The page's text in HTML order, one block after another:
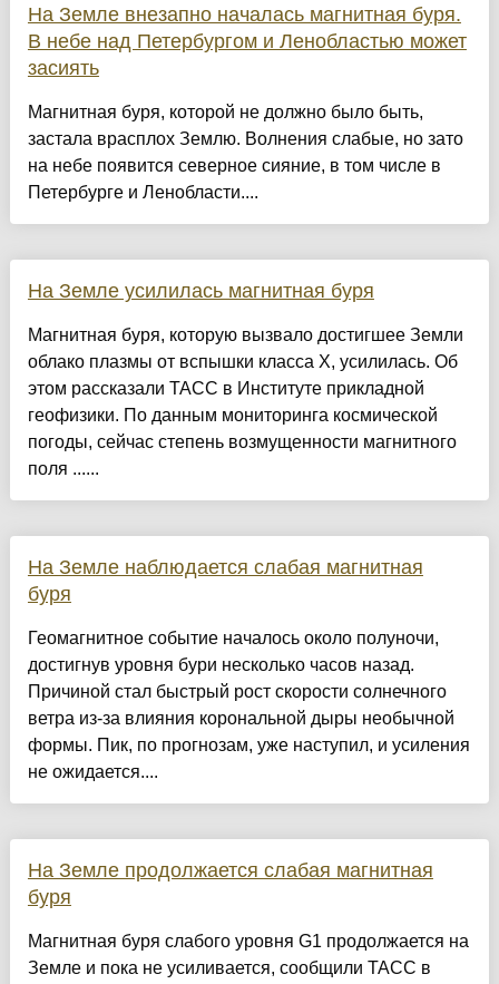
На Земле внезапно началась магнитная буря.
В небе над Петербургом и Ленобластью может
засиять
Магнитная буря, которой не должно было быть,
застала врасплох Землю. Волнения слабые, но зато
на небе появится северное сияние, в том числе в
Петербурге и Ленобласти....
На Земле усилилась магнитная буря
Магнитная буря, которую вызвало достигшее Земли
облако плазмы от вспышки класса Х, усилилась. Об
этом рассказали ТАСС в Институте прикладной
геофизики. По данным мониторинга космической
погоды, сейчас степень возмущенности магнитного
поля ......
На Земле наблюдается слабая магнитная
буря
Геомагнитное событие началось около полуночи,
достигнув уровня бури несколько часов назад.
Причиной стал быстрый рост скорости солнечного
ветра из-за влияния корональной дыры необычной
формы. Пик, по прогнозам, уже наступил, и усиления
не ожидается....
На Земле продолжается слабая магнитная
буря
Магнитная буря слабого уровня G1 продолжается на
Земле и пока не усиливается, сообщили ТАСС в